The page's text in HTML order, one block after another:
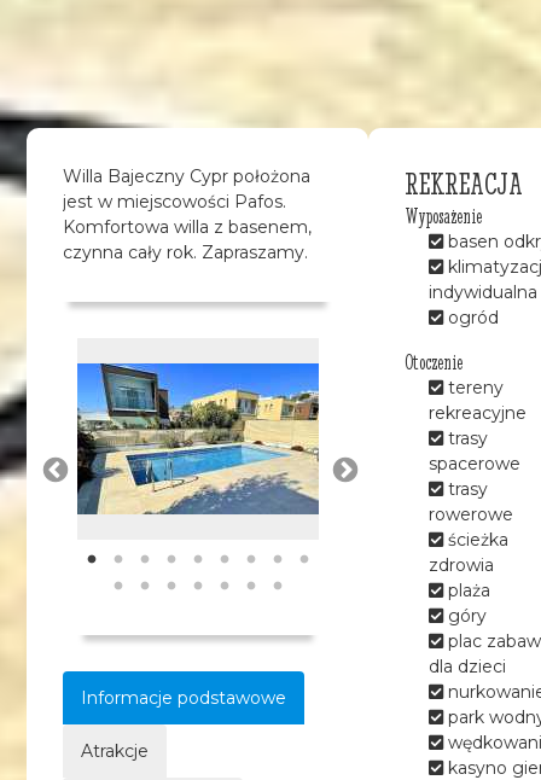
Willa Bajeczny Cypr położona
jest w miejscowości Pafos.
Komfortowa willa z basenem,
czynna cały rok. Zapraszamy.
Informacje podstawowe
Atrakcje
REKREACJA
Wyposażenie
basen
indywidualna
ogród
Otoczenie
tereny
rekreacyjne
trasy
spacerowe
trasy
rowerowe
ścieżka
zdrowia
plaża
góry
plac zabaw
dla dzieci
park
kasyno